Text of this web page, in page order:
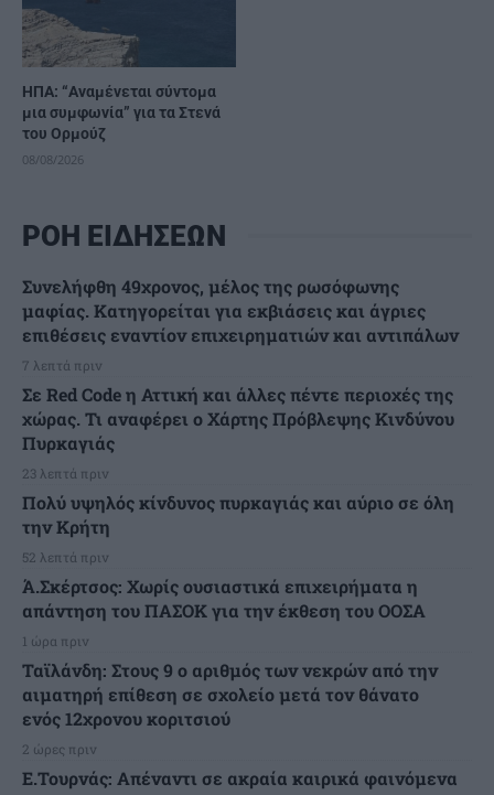
ΗΠΑ: “Αναμένεται σύντομα
μια συμφωνία” για τα Στενά
του Ορμούζ
08/08/2026
ΡΟΗ ΕΙΔΗΣΕΩΝ
Συνελήφθη 49χρονος, μέλος της ρωσόφωνης
μαφίας. Κατηγορείται για εκβιάσεις και άγριες
επιθέσεις εναντίον επιχειρηματιών και αντιπάλων
7 λεπτά πριν
Σε Red Code η Αττική και άλλες πέντε περιοχές της
χώρας. Τι αναφέρει ο Χάρτης Πρόβλεψης Κινδύνου
Πυρκαγιάς
23 λεπτά πριν
Πολύ υψηλός κίνδυνος πυρκαγιάς και αύριο σε όλη
την Κρήτη
52 λεπτά πριν
Ά.Σκέρτσος: Χωρίς ουσιαστικά επιχειρήματα η
απάντηση του ΠΑΣΟΚ για την έκθεση του ΟΟΣΑ
1 ώρα πριν
Ταϊλάνδη: Στους 9 ο αριθμός των νεκρών από την
αιματηρή επίθεση σε σχολείο μετά τον θάνατο
ενός 12χρονου κοριτσιού
2 ώρες πριν
Ε.Τουρνάς: Απέναντι σε ακραία καιρικά φαινόμενα